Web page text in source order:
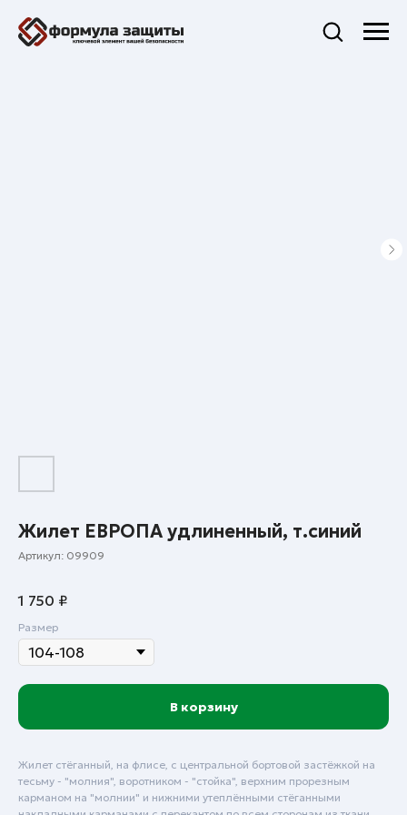
Жилет ЕВРОПА удлиненный, т.синий
Артикул: 09909
1 750 ₽
Размер
В корзину
Жилет стёганный, на флисе, с центральной бортовой застёжкой на
тесьму - "молния", воротником - "стойка", верхним прорезным
карманом на "молнии" и нижними утеплёнными стёганными